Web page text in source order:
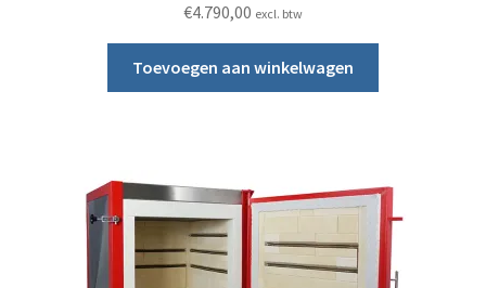
€4.790,00 excl. btw
Toevoegen aan winkelwagen